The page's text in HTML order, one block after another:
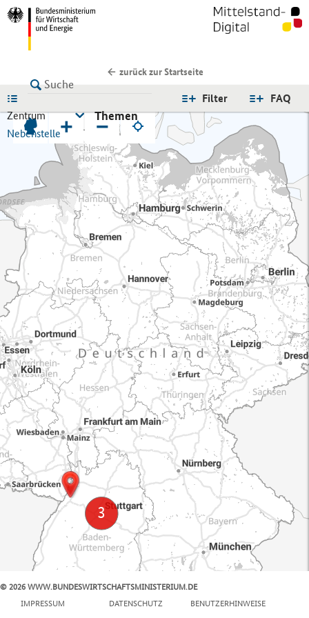
zurück zur Startseite
FAQ
Filter
Zentrum
Nebenstelle
Themen
+ −
© 2026 WWW.BUNDESWIRTSCHAFTSMINISTERIUM.DE
IMPRESSUM
DATENSCHUTZ BENUTZERHINWEISE